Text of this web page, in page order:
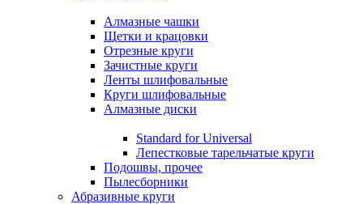
Алмазные чашки
Щетки и крацовки
Отрезные круги
Зачистные круги
Ленты шлифовальные
Круги шлифовальные
Алмазные диски
Standard for Universal
Лепестковые тарельчатые круги
Подошвы, прочее
Пылесборники
Абразивные круги